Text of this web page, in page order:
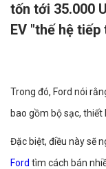
tốn tới 35.000
EV "thế hệ
Trong đó, Ford nói
bao gồm bộ sạc, thiết
Đặc biệt, điều này sẽ
Ford tìm cách bán